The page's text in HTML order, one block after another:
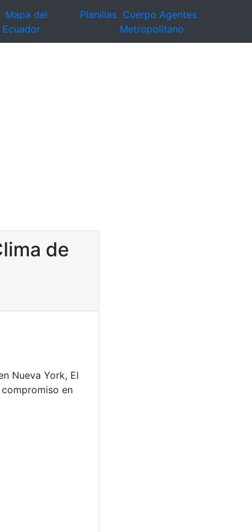
Mapa del
Ecuador
Planillas Cuerpo Agentes
Metropolitano
de
Nueva York, El
en